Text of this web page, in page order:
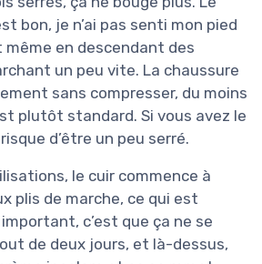
bon, je n’ai pas senti mon pied
même en descendant des
un peu vite. La chaussure
sans compresser, du moins
plutôt standard. Si vous avez le
d’être un peu serré.
le cuir commence à
plis de marche, ce qui est
c’est que ça ne se
de deux jours, et là-dessus,